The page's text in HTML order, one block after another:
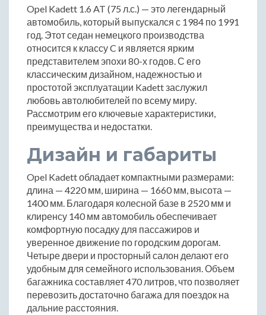
Opel Kadett 1.6 AT (75 л.с.) — это легендарный
автомобиль, который выпускался с 1984 по 1991
год. Этот седан немецкого производства
относится к классу C и является ярким
представителем эпохи 80-х годов. С его
классическим дизайном, надежностью и
простотой эксплуатации Kadett заслужил
любовь автолюбителей по всему миру.
Рассмотрим его ключевые характеристики,
преимущества и недостатки.
Дизайн и габариты
Opel Kadett обладает компактными размерами:
длина — 4220 мм, ширина — 1660 мм, высота —
1400 мм. Благодаря колесной базе в 2520 мм и
клиренсу 140 мм автомобиль обеспечивает
комфортную посадку для пассажиров и
уверенное движение по городским дорогам.
Четыре двери и просторный салон делают его
удобным для семейного использования. Объем
багажника составляет 470 литров, что позволяет
перевозить достаточно багажа для поездок на
дальние расстояния.